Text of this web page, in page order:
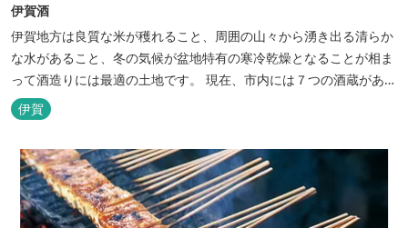
伊賀酒
伊賀地方は良質な米が穫れること、周囲の山々から湧き出る清らか
な水があること、冬の気候が盆地特有の寒冷乾燥となることが相ま
って酒造りには最適の土地です。 現在、市内には７つの酒蔵があ
り、それぞれに特色ある酒造りが行われています。
伊賀